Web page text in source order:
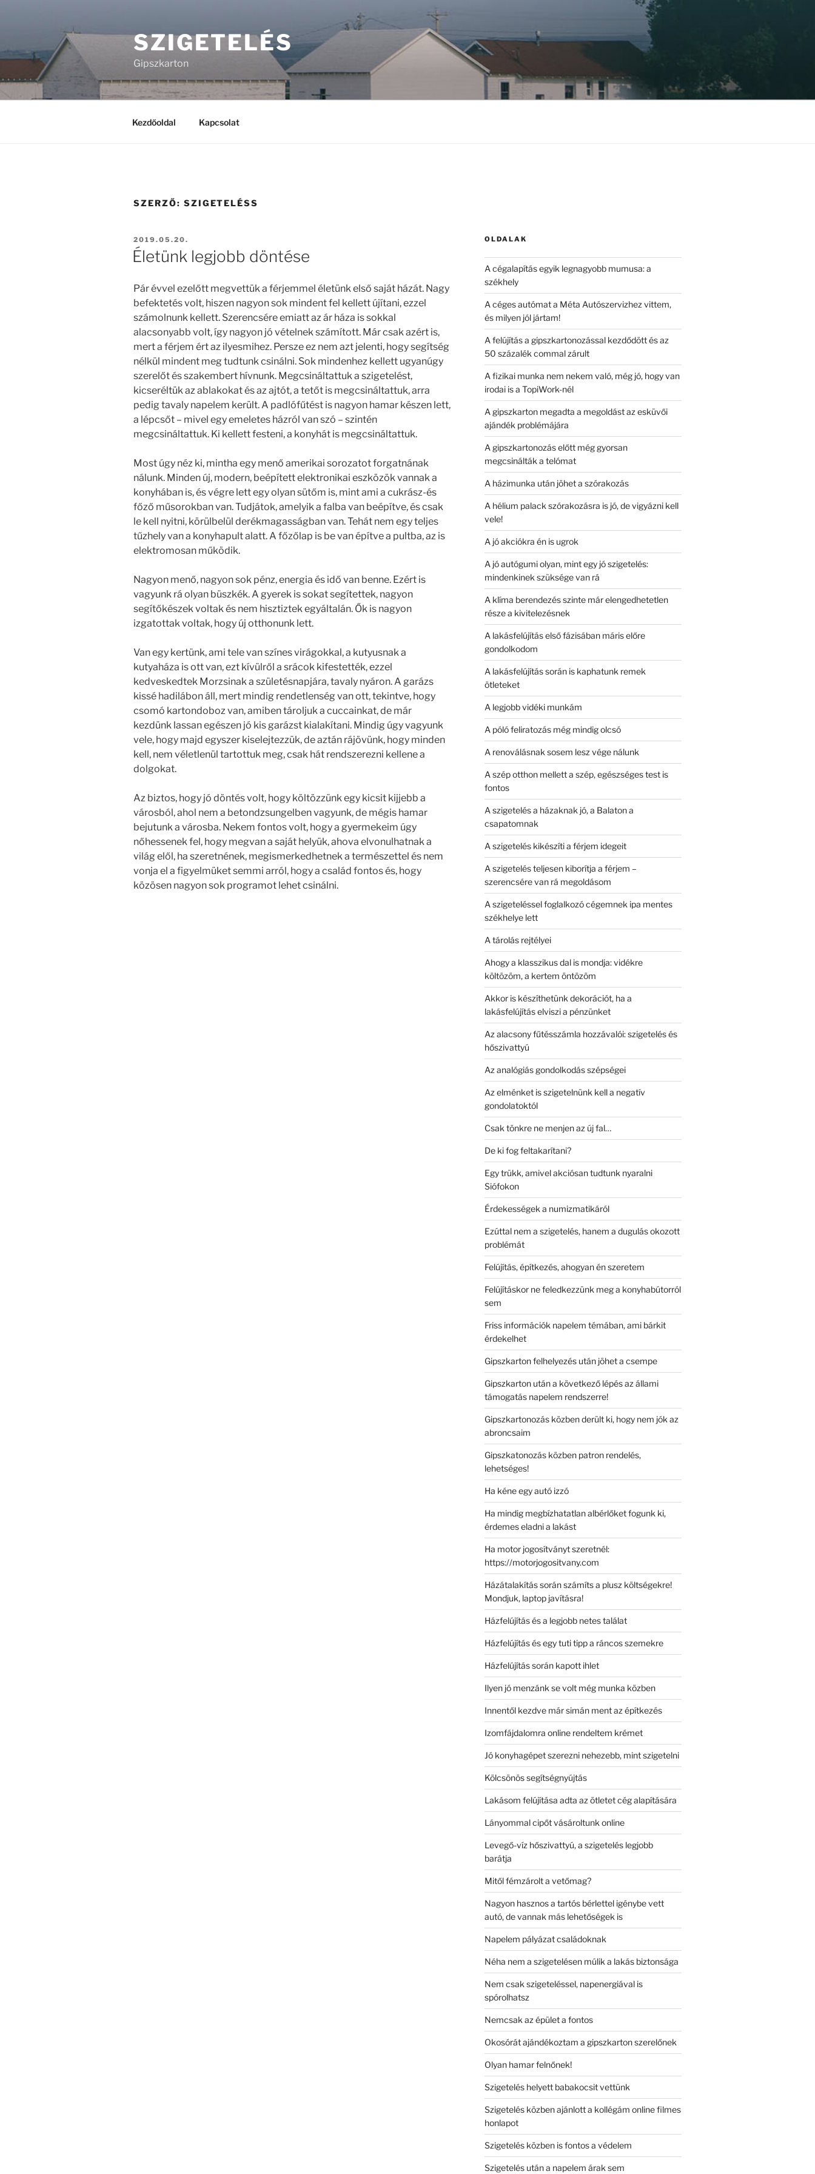
SZIGETELÉS
Gipszkarton
Kezdőoldal Kapcsolat
SZERZŐ: SZIGETELÉSS
BEKÜLDVE:
2019.05.20.
Életünk legjobb döntése
Pár évvel ezelőtt megvettük a férjemmel életünk első saját házát. Nagy
befektetés volt, hiszen nagyon sok mindent fel kellett újítani, ezzel
számolnunk kellett. Szerencsére emiatt az ár háza is sokkal
alacsonyabb volt, így nagyon jó vételnek számított. Már csak azért is,
mert a férjem ért az ilyesmihez. Persze ez nem azt jelenti, hogy segítség
nélkül mindent meg tudtunk csinálni. Sok mindenhez kellett ugyanúgy
szerelőt és szakembert hívnunk. Megcsináltattuk a szigetelést,
kicseréltük az ablakokat és az ajtót, a tetőt is megcsináltattuk, arra
pedig tavaly napelem került. A padlófűtést is nagyon hamar készen lett,
a lépcsőt – mivel egy emeletes házról van szó – szintén
megcsináltattuk. Ki kellett festeni, a konyhát is megcsináltattuk.
Most úgy néz ki, mintha egy menő amerikai sorozatot forgatnának
nálunk. Minden új, modern, beépített elektronikai eszközök vannak a
konyhában is, és végre lett egy olyan sütőm is, mint ami a cukrász-és
főző műsorokban van. Tudjátok, amelyik a falba van beépítve, és csak
le kell nyitni, körülbelül derékmagasságban van. Tehát nem egy teljes
tűzhely van a konyhapult alatt. A főzőlap is be van építve a pultba, az is
elektromosan működik.
Nagyon menő, nagyon sok pénz, energia és idő van benne. Ezért is
vagyunk rá olyan büszkék. A gyerek is sokat segítettek, nagyon
segítőkészek voltak és nem hisztiztek egyáltalán. Ők is nagyon
izgatottak voltak, hogy új otthonunk lett.
Van egy kertünk, ami tele van színes virágokkal, a kutyusnak a
kutyaháza is ott van, ezt kívülről a srácok kifestették, ezzel
kedveskedtek Morzsinak a születésnapjára, tavaly nyáron. A garázs
kissé hadilábon áll, mert mindig rendetlenség van ott, tekintve, hogy
csomó kartondoboz van, amiben tároljuk a cuccainkat, de már
kezdünk lassan egészen jó kis garázst kialakítani. Mindig úgy vagyunk
vele, hogy majd egyszer kiselejtezzük, de aztán rájövünk, hogy minden
kell, nem véletlenül tartottuk meg, csak hát rendszerezni kellene a
dolgokat.
Az biztos, hogy jó döntés volt, hogy költözzünk egy kicsit kijjebb a
városból, ahol nem a betondzsungelben vagyunk, de mégis hamar
bejutunk a városba. Nekem fontos volt, hogy a gyermekeim úgy
nőhessenek fel, hogy megvan a saját helyük, ahova elvonulhatnak a
világ elől, ha szeretnének, megismerkedhetnek a természettel és nem
vonja el a figyelmüket semmi arról, hogy a család fontos és, hogy
közösen nagyon sok programot lehet csinálni.
OLDALAK
A cégalapítás egyik legnagyobb mumusa: a
székhely
A céges autómat a Méta Autószervizhez vittem,
és milyen jól jártam!
A felújítás a gipszkartonozással kezdődött és az
50 százalék commal zárult
A fizikai munka nem nekem való, még jó, hogy van
irodai is a TopiWork-nél
A gipszkarton megadta a megoldást az esküvői
ajándék problémájára
A gipszkartonozás előtt még gyorsan
megcsinálták a telómat
A házimunka után jöhet a szórakozás
A hélium palack szórakozásra is jó, de vigyázni kell
vele!
A jó akciókra én is ugrok
A jó autógumi olyan, mint egy jó szigetelés:
mindenkinek szüksége van rá
A klíma berendezés szinte már elengedhetetlen
része a kivitelezésnek
A lakásfelújítás első fázisában máris előre
gondolkodom
A lakásfelújítás során is kaphatunk remek
ötleteket
A legjobb vidéki munkám
A póló feliratozás még mindig olcsó
A renoválásnak sosem lesz vége nálunk
A szép otthon mellett a szép, egészséges test is
fontos
A szigetelés a házaknak jó, a Balaton a
csapatomnak
A szigetelés kikészíti a férjem idegeit
A szigetelés teljesen kiborítja a férjem –
szerencsére van rá megoldásom
A szigeteléssel foglalkozó cégemnek ipa mentes
székhelye lett
A tárolás rejtélyei
Ahogy a klasszikus dal is mondja: vidékre
költözöm, a kertem öntözöm
Akkor is készíthetünk dekorációt, ha a
lakásfelújítás elviszi a pénzünket
Az alacsony fűtésszámla hozzávalói: szigetelés és
hőszivattyú
Az analógiás gondolkodás szépségei
Az elménket is szigetelnünk kell a negatív
gondolatoktól
Csak tönkre ne menjen az új fal…
De ki fog feltakarítani?
Egy trükk, amivel akciósan tudtunk nyaralni
Siófokon
Érdekességek a numizmatikáról
Ezúttal nem a szigetelés, hanem a dugulás okozott
problémát
Felújítás, építkezés, ahogyan én szeretem
Felújításkor ne feledkezzünk meg a konyhabútorról
sem
Friss információk napelem témában, ami bárkit
érdekelhet
Gipszkarton felhelyezés után jöhet a csempe
Gipszkarton után a következő lépés az állami
támogatás napelem rendszerre!
Gipszkartonozás közben derült ki, hogy nem jók az
abroncsaim
Gipszkatonozás közben patron rendelés,
lehetséges!
Ha kéne egy autó izzó
Ha mindig megbízhatatlan albérlőket fogunk ki,
érdemes eladni a lakást
Ha motor jogosítványt szeretnél:
https://motorjogositvany.com
Házátalakítás során számíts a plusz költségekre!
Mondjuk, laptop javításra!
Házfelújítás és a legjobb netes találat
Házfelújítás és egy tuti tipp a ráncos szemekre
Házfelújítás során kapott ihlet
Ilyen jó menzánk se volt még munka közben
Innentől kezdve már simán ment az építkezés
Izomfájdalomra online rendeltem krémet
Jó konyhagépet szerezni nehezebb, mint szigetelni
Kölcsönös segítségnyújtás
Lakásom felújítása adta az ötletet cég alapítására
Lányommal cipőt vásároltunk online
Levegő-víz hőszivattyú, a szigetelés legjobb
barátja
Mitől fémzárolt a vetőmag?
Nagyon hasznos a tartós bérlettel igénybe vett
autó, de vannak más lehetőségek is
Napelem pályázat családoknak
Néha nem a szigetelésen múlik a lakás biztonsága
Nem csak szigeteléssel, napenergiával is
spórolhatsz
Nemcsak az épület a fontos
Okosórát ajándékoztam a gipszkarton szerelőnek
Olyan hamar felnőnek!
Szigetelés helyett babakocsit vettünk
Szigetelés közben ajánlott a kollégám online filmes
honlapot
Szigetelés közben is fontos a védelem
Szigetelés után a napelem árak sem